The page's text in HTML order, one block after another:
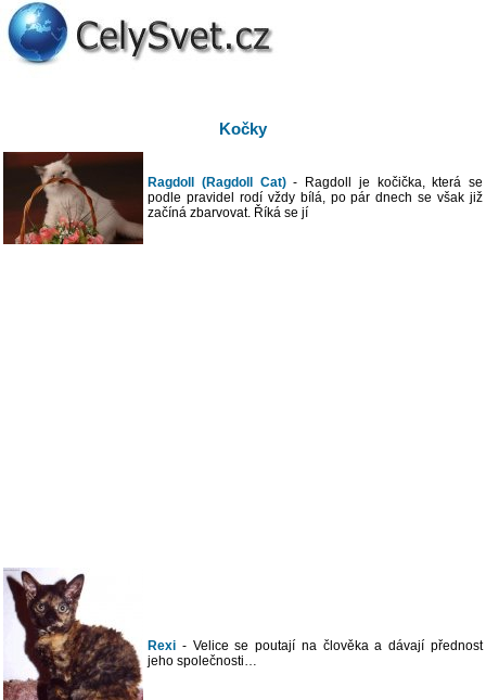
Kočky
Ragdoll (Ragdoll Cat)- Ragdoll je kočička, která se
podle pravidel rodí vždy bílá, po pár dnech se však již
začíná zbarvovat. Říká se jí
Rexi - Velice se poutají na člověka a dávají přednost
jeho společnosti…